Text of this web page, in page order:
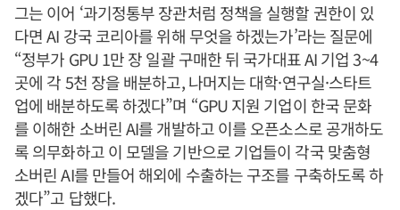
그는 이어 ‘과기정통부 장관처럼 정책을 실행할 권한이 있
다면 AI 강국 코리아를 위해 무엇을 하겠는가’라는 질문에
“정부가 GPU 1만 장 일괄 구매한 뒤 국가대표 AI 기업 3~4
곳에 각 5천 장을 배분하고, 나머지는 대학·연구실·스타트
업에 배분하도록 하겠다”며 “GPU 지원 기업이 한국 문화
를 이해한 소버린 AI를 개발하고 이를 오픈소스로 공개하도
록 의무화하고 이 모델을 기반으로 기업들이 각국 맞춤형
소버린 AI를 만들어 해외에 수출하는 구조를 구축하도록 하
겠다”고 답했다.